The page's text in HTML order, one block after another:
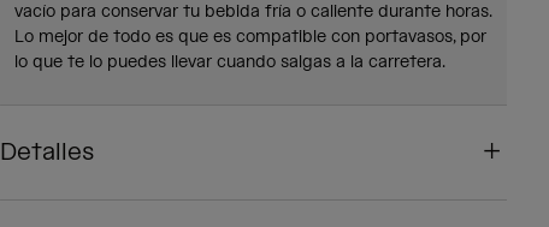
vacío para conservar tu bebida fría o caliente durante horas.
Lo mejor de todo es que es compatible con portavasos, por
lo que te lo puedes llevar cuando salgas a la carretera.
Detalles